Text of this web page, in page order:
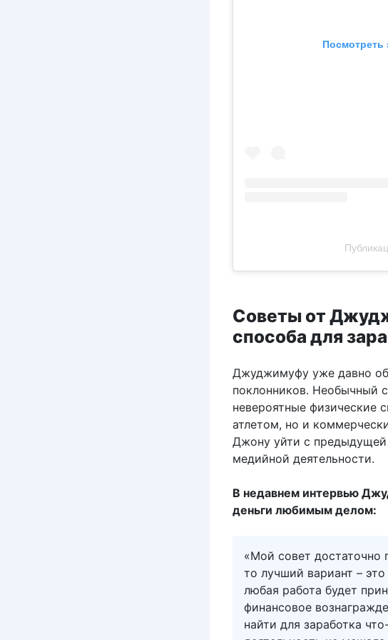
Посмотреть
Советы от
способа для
Джуджимуфу уже давно
поклонников. Необычный
невероятные физические
атлетом, но и
Джону уйти с предыдущей
медийной деятельности.
В недавнем интервью
деньги любимым делом:
«Мой совет достаточно
то лучший вариант –
любая работа будет
финансовое
найти для заработка